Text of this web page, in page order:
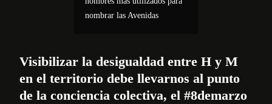
nombrar las Avenidas
Visibilizar la desigualdad entre H y M
en el territorio debe llevarnos al punto
de la conciencia colectiva, el#8demarzo